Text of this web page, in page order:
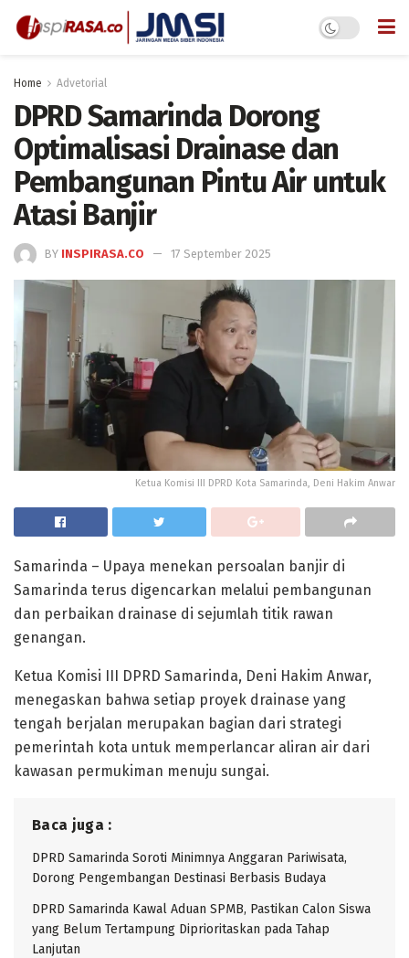
Home Advetorial
DPRD Samarinda Dorong
Optimalisasi Drainase dan
Pembangunan Pintu Air untuk
Atasi Banjir
BY INSPIRASA.CO 17 September 2025
Ketua Komisi III DPRD Kota Samarinda, Deni Hakim Anwar
Samarinda – Upaya menekan persoalan banjir di
Samarinda terus digencarkan melalui pembangunan
dan perbaikan drainase di sejumlah titik rawan
genangan.
Ketua Komisi III DPRD Samarinda, Deni Hakim Anwar,
menegaskan bahwa setiap proyek drainase yang
tengah berjalan merupakan bagian dari strategi
pemerintah kota untuk memperlancar aliran air dari
kawasan permukiman menuju sungai.
Baca juga :
DPRD Samarinda Soroti Minimnya Anggaran Pariwisata,
Dorong Pengembangan Destinasi Berbasis Budaya
DPRD Samarinda Kawal Aduan SPMB, Pastikan Calon Siswa
yang Belum Tertampung Diprioritaskan pada Tahap
Lanjutan